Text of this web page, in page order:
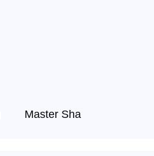
Master Sha